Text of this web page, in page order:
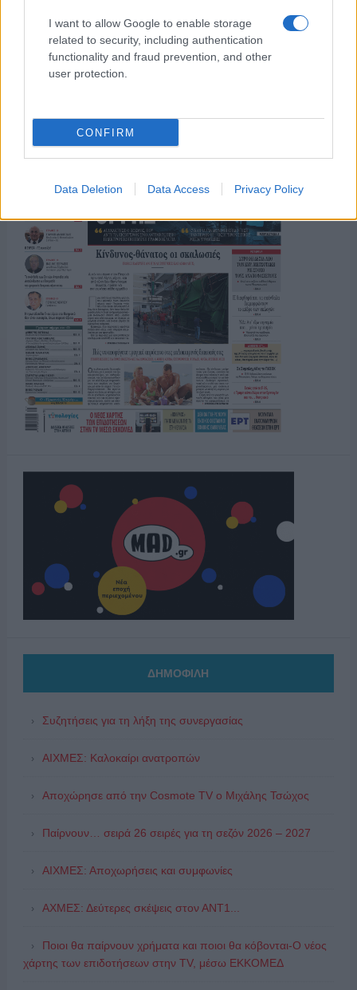
I want to allow Google to enable storage
related to security, including authentication
functionality and fraud prevention, and other
user protection.
CONFIRM
Data Deletion Data Access Privacy Policy
ΔΗΜΟΦΙΛΗ
Συζητήσεις για τη λήξη της συνεργασίας
ΑΙΧΜΕΣ: Καλοκαίρι ανατροπών
Αποχώρησε από την Cosmote TV o Μιχάλης Τσώχος
Παίρνουν… σειρά 26 σειρές για τη σεζόν 2026 – 2027
ΑΙΧΜΕΣ: Αποχωρήσεις και συμφωνίες
ΑΧΜΕΣ: Δεύτερες σκέψεις στον ΑΝΤ1...
Ποιοι θα παίρνουν χρήματα και ποιοι θα κόβονται-Ο νέος
χάρτης των επιδοτήσεων στην TV, μέσω ΕΚΚΟΜΕΔ